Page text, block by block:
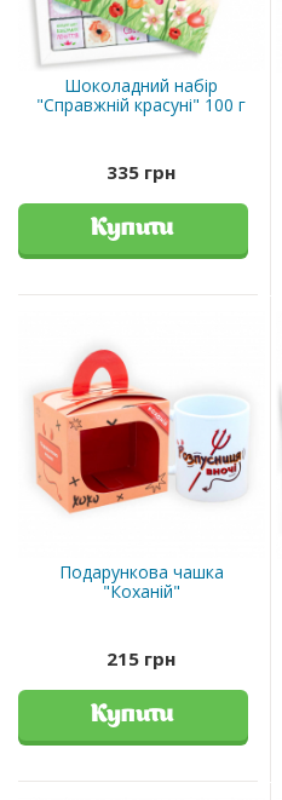
Шоколадний набір
"Справжній красуні" 100 г
335 грн
Купити
Подарункова чашка
"Коханій"
215 грн
Купити